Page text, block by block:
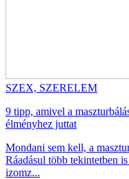
SZEX, SZERELEM
9 tipp, amivel a
élményhez juttat
Mondani sem kell, a
Ráadásul több tekintetben
izomz...